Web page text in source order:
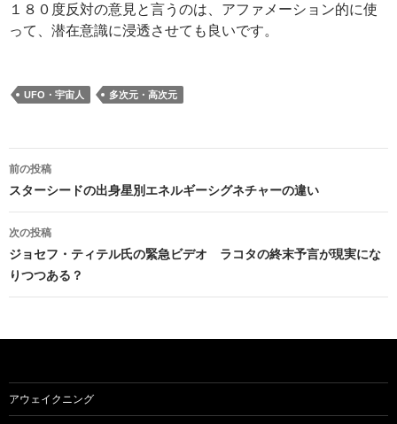
１８０度反対の意見と言うのは、アファメーション的に使
って、潜在意識に浸透させても良いです。
UFO・宇宙人 多次元・高次元
投
稿
ナ
ビ
ゲ
シ
ョ
ン
前の投稿
スターシードの出身星別エネルギーシグネチャーの違い
次の投稿
ジョセフ・ティテル氏の緊急ビデオ ラコタの終末予言が現実にな
りつつある？
アウェイクニング